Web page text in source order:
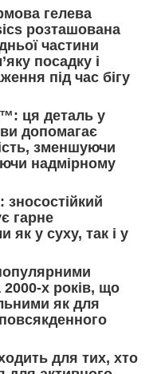
гелева
розташована
частини
посадку і
під час бігу
ця деталь у
допомагає
зменшуючи
надмірному
гарне
як у суху, так і у
х років, що
як для
для тих, хто